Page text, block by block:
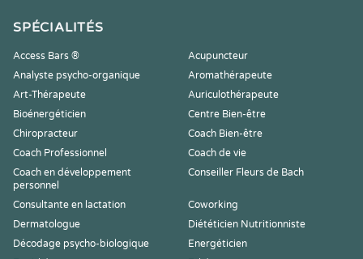
SPÉCIALITÉS
Access Bars ®
Acupuncteur
Analyste psycho-organique
Aromathérapeute
Art-Thérapeute
Auriculothérapeute
Bioénergéticien
Centre Bien-être
Chiropracteur
Coach Bien-être
Coach Professionnel
Coach de vie
Coach en développement
personnel
Conseiller Fleurs de Bach
Consultante en lactation
Coworking
Dermatologue
Diététicien Nutritionniste
Décodage psycho-biologique
Energéticien